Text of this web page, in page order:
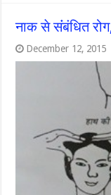
नाक से संंबंधित
December 12, 2015